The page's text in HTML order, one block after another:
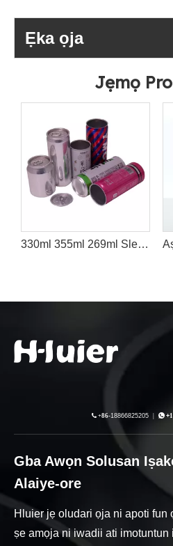
Ẹka ọja
Jẹmọ
330ml 355ml 269ml Sleek Tejede Aluminiomu Le Fun Mimu
 +86-18866825205  +
Gba Awọn Solusan
Alaiye-ore
Hluier jẹ oludari ọja ni apoti fun
ṣe amọja ni iwadii ati imotuntun